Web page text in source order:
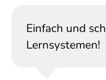
Einfach und
Lernsystemen!